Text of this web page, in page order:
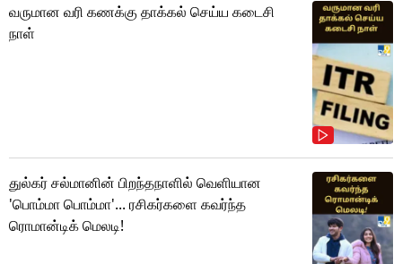
வருமான வரி கணக்கு தாக்கல் செய்ய கடைசி
நாள்
துல்கர் சல்மானின் பிறந்தநாளில் வெளியான
'பொம்மா பொம்மா'... ரசிகர்களை கவர்ந்த
ரொமான்டிக் மெலடி!